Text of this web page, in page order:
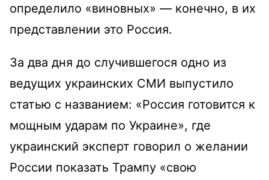
определило «виновных» — конечно, в их
представлении это Россия.
За два дня до случившегося одно из
ведущих украинских СМИ выпустило
статью с названием: «Россия готовится к
мощным ударам по Украине», где
украинский эксперт говорил о желании
России показать Трампу «свою